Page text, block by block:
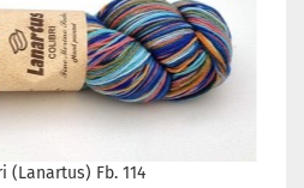
(Lanartus) Fb. 114